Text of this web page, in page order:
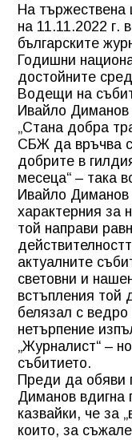
На тържествена
на 11.11.2022 г.
българските
Годишни
достойните
Водещи на
Ивайло Диманов
„Стана добра
СБЖ да връчва
добрите в
месеца“ – така
Ивайло Диманов
характерния за
той направи
актуалните
световни и
встъпления той
белязал с
нетърпение
„Журналист“ –
събитието.
Преди да обяви
Диманов вдигна
казвайки, че за
които, за